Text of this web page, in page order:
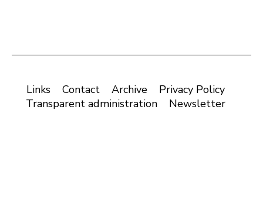
Links Contact Archive
Privacy Policy
Transparent administration
Newsletter